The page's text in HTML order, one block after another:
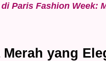
Paris Fashion Week:
yang